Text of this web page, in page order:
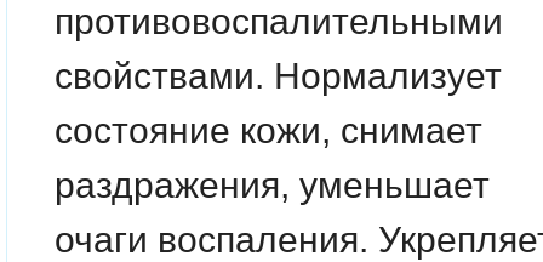
противовоспалительными
свойствами. Нормализует
состояние кожи, снимает
раздражения, уменьшает
очаги воспаления.